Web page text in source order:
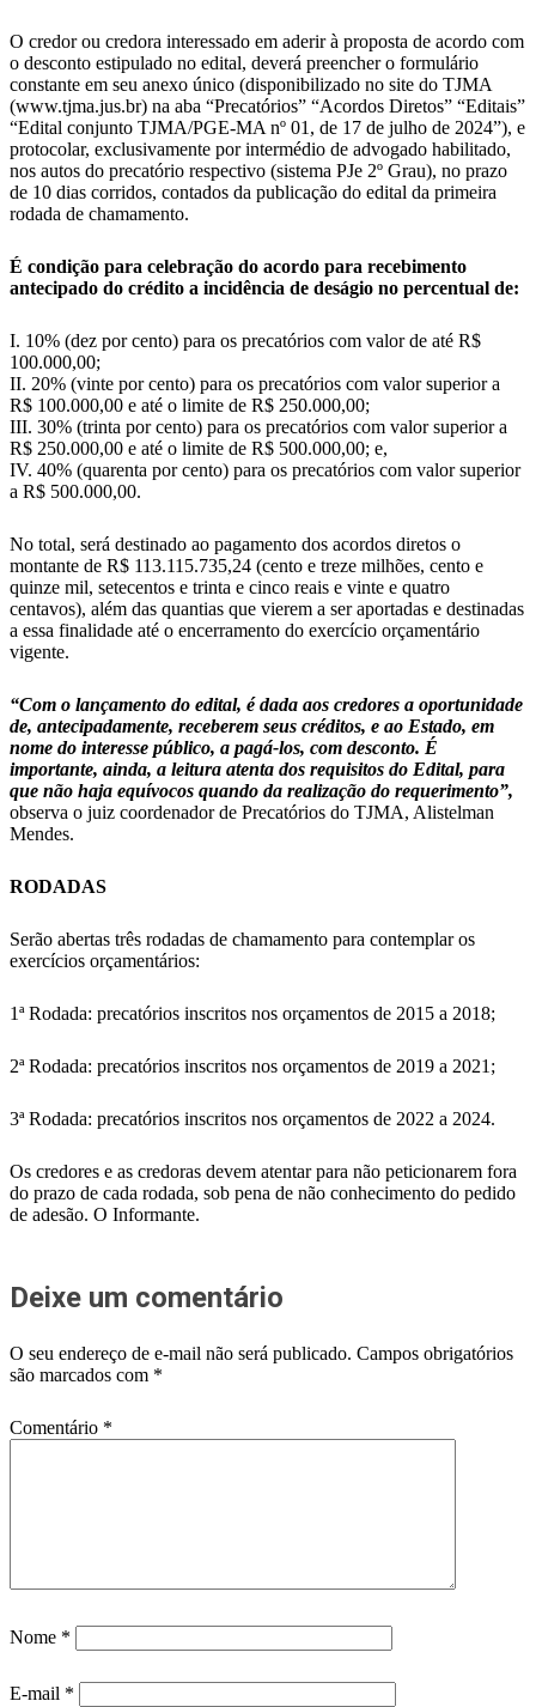
O credor ou credora interessado em aderir à proposta de acordo com
o desconto estipulado no edital, deverá preencher o formulário
constante em seu anexo único (disponibilizado no site do TJMA
(www.tjma.jus.br) na aba “Precatórios” “Acordos Diretos” “Editais”
“Edital conjunto TJMA/PGE-MA nº 01, de 17 de julho de 2024”), e
protocolar, exclusivamente por intermédio de advogado habilitado,
nos autos do precatório respectivo (sistema PJe 2º Grau), no prazo
de 10 dias corridos, contados da publicação do edital da primeira
rodada de chamamento.
É condição para celebração do acordo para recebimento
antecipado do crédito a incidência de deságio no percentual de:
I. 10% (dez por cento) para os precatórios com valor de até R$
100.000,00;
II. 20% (vinte por cento) para os precatórios com valor superior a
R$ 100.000,00 e até o limite de R$ 250.000,00;
III. 30% (trinta por cento) para os precatórios com valor superior a
R$ 250.000,00 e até o limite de R$ 500.000,00; e,
IV. 40% (quarenta por cento) para os precatórios com valor superior
a R$ 500.000,00.
No total, será destinado ao pagamento dos acordos diretos o
montante de R$ 113.115.735,24 (cento e treze milhões, cento e
quinze mil, setecentos e trinta e cinco reais e vinte e quatro
centavos), além das quantias que vierem a ser aportadas e destinadas
a essa finalidade até o encerramento do exercício orçamentário
vigente.
“Com o lançamento do edital, é dada aos credores a oportunidade
de, antecipadamente, receberem seus créditos, e ao Estado, em
nome do interesse público, a pagá-los, com desconto. É
importante, ainda, a leitura atenta dos requisitos do Edital, para
que não haja equívocos quando da realização do requerimento”,
observa o juiz coordenador de Precatórios do TJMA, Alistelman
Mendes.
RODADAS
Serão abertas três rodadas de chamamento para contemplar os
exercícios orçamentários:
1ª Rodada: precatórios inscritos nos orçamentos de 2015 a 2018;
2ª Rodada: precatórios inscritos nos orçamentos de 2019 a 2021;
3ª Rodada: precatórios inscritos nos orçamentos de 2022 a 2024.
Os credores e as credoras devem atentar para não peticionarem fora
do prazo de cada rodada, sob pena de não conhecimento do pedido
de adesão. O Informante.
Deixe um comentário
O seu endereço de e-mail não será publicado. Campos obrigatórios
são marcados com *
Comentário *
Nome *
E-mail *